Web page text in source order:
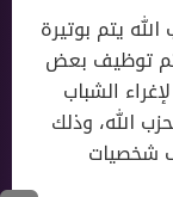
يتم بوتيرة
يتم توظيف بعض
الشباب
الله، وذلك
شخصيات